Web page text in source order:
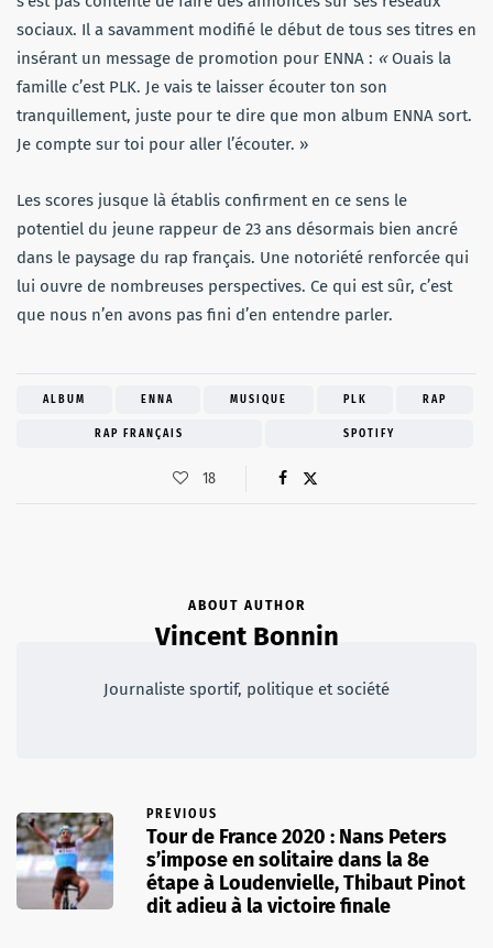
sociaux. Il a savamment modifié le début de tous ses titres en
insérant un message de promotion pour ENNA : «Ouais la
famille c’est PLK. Je vais te laisser écouter ton son
tranquillement, juste pour te dire que mon album ENNA sort.
Je compte sur toi pour aller l’écouter. »
Les scores jusque là établis confirment en ce sens le
potentiel du jeune rappeur de 23 ans désormais bien ancré
dans le paysage du rap français. Une notoriété renforcée qui
lui ouvre de nombreuses perspectives. Ce qui est sûr, c’est
que nous n’en avons pas fini d’en entendre parler.
ALBUM ENNA MUSIQUE PLK RAP
RAP FRANÇAIS SPOTIFY
18
ABOUT AUTHOR
Vincent Bonnin
Journaliste sportif, politique et société
PREVIOUS
Tour de France 2020 : Nans Peters
s’impose en solitaire dans la 8e
étape à Loudenvielle, Thibaut Pinot
dit adieu à la victoire finale